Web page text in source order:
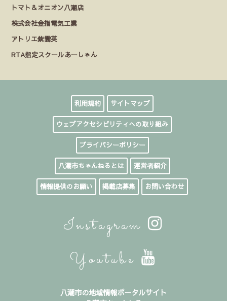
トマト＆オニオン八潮店
株式会社金指電気工業
アトリエ紫雲英
RTA指定スクールあーしゃん
利用規約 サイトマップ
ウェブアクセシビリティへの取り組み
プライバシーポリシー
八潮市ちゃんねるとは 運営者紹介
情報提供のお願い 掲載店募集 お問い合わせ
Instagram
Youtube
八潮市の地域情報ポータルサイト